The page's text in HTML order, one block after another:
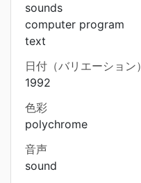
sounds
computer program
text
日付（バリエーション）
1992
色彩
polychrome
音声
sound